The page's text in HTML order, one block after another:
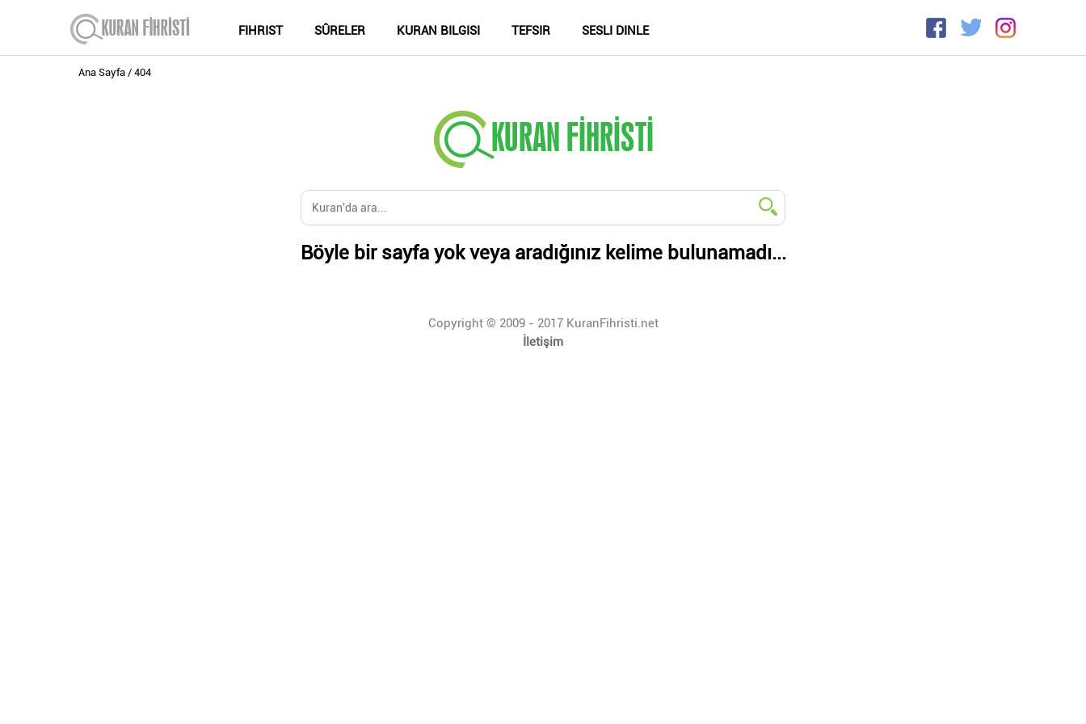
FIHRIST SÛRELER KURAN BILGISI TEFSIR SESLI DINLE
Ana Sayfa 404
Böyle bir sayfa yok veya aradığınız kelime bulunamadı...
Copyright © 2009 - 2017 KuranFihristi.net
İletişim